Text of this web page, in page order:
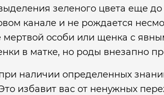
зеленого цвета еще
канале и не рождается
особи или щенка с
в матке, но роды внезапно
наличии определенных
избавит вас от ненужных